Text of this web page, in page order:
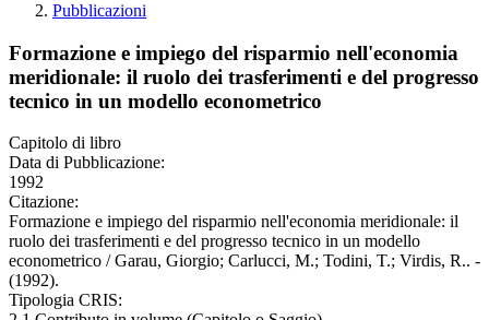
Pubblicazioni
Formazione e impiego del risparmio nell'economia
meridionale: il ruolo dei trasferimenti e del progresso
tecnico in un modello econometrico
Capitolo di libro
Data di Pubblicazione:
1992
Citazione:
Formazione e impiego del risparmio nell'economia meridionale: il
ruolo dei trasferimenti e del progresso tecnico in un modello
econometrico / Garau, Giorgio; Carlucci, M.; Todini, T.; Virdis, R.. -
(1992).
Tipologia CRIS: